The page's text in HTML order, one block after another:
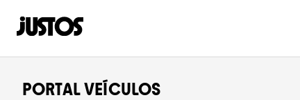
PORTAL VEÍCULOS